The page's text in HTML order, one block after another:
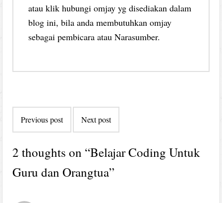
atau klik hubungi omjay yg disediakan dalam
blog ini, bila anda membutuhkan omjay
sebagai pembicara atau Narasumber.
navigation
Previous post Next post
2 thoughts on “Belajar Coding Untuk
Guru dan Orangtua”